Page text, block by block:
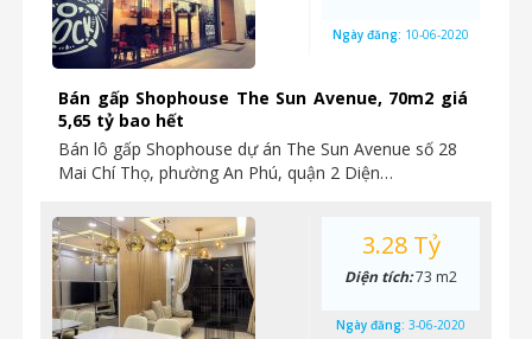
Bán gấp Shophouse The Sun Avenue, 70m2 giá
5,65 tỷ bao hết
Bán lô gấp Shophouse dự án The Sun Avenue số 28
Mai Chí Thọ, phường An Phú, quận 2 Diện…
Ngày đăng: 10-06-2020
3.28 Tỷ
Diện tích:73 m2
Ngày đăng: 3-06-2020